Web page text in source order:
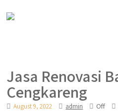
Jasa Renovasi
Cengkareng
August 9, 2022 admin Off